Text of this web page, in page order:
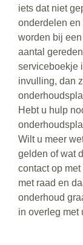
iets dat niet
onderdelen
worden bij
aantal
serviceboekje
invulling, dan
Hebt u hulp
Wilt u meer
gelden of wat
contact op
met raad en
onderhoud
in overleg met